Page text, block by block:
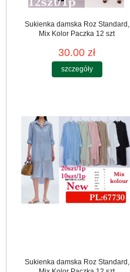
Sukienka damska Roz Standard,
Mix Kolor Paczka 12 szt
30.00 zł
szczegóły
Sukienka damska Roz Standard,